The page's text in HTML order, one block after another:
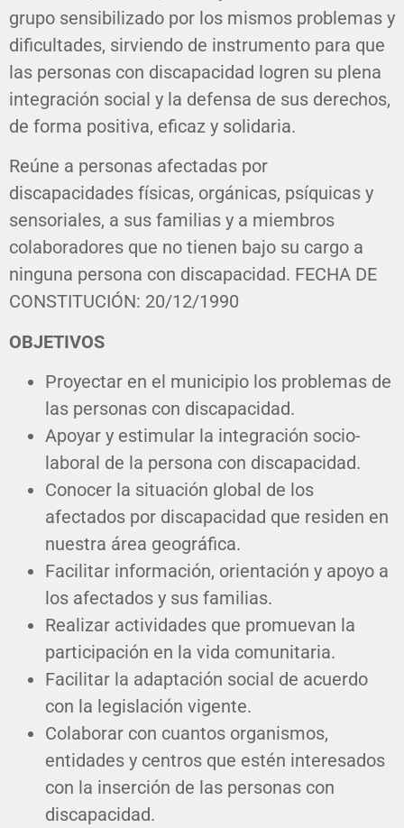
grupo sensibilizado por los mismos problemas y
dificultades, sirviendo de instrumento para que
las personas con discapacidad logren su plena
integración social y la defensa de sus derechos,
de forma positiva, eficaz y solidaria.
Reúne a personas afectadas por
discapacidades físicas, orgánicas, psíquicas y
sensoriales, a sus familias y a miembros
colaboradores que no tienen bajo su cargo a
ninguna persona con discapacidad. FECHA DE
CONSTITUCIÓN: 20/12/1990
OBJETIVOS
Proyectar en el municipio los problemas de
las personas con discapacidad.
Apoyar y estimular la integración socio-
laboral de la persona con discapacidad.
Conocer la situación global de los
afectados por discapacidad que residen en
nuestra área geográfica.
Facilitar información, orientación y apoyo a
los afectados y sus familias.
Realizar actividades que promuevan la
participación en la vida comunitaria.
Facilitar la adaptación social de acuerdo
con la legislación vigente.
Colaborar con cuantos organismos,
entidades y centros que estén interesados
con la inserción de las personas con
discapacidad.